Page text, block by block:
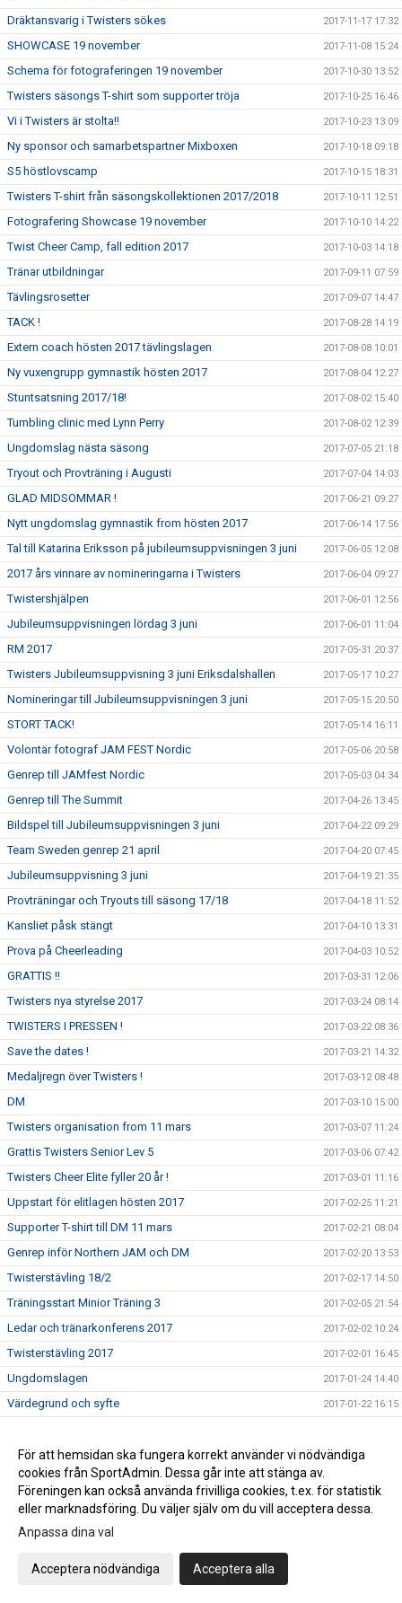
Dräktansvarig i Twisters sökes 2017-11-17 17:32
SHOWCASE 19 november 2017-11-08 15:24
Schema för fotograferingen 19 november 2017-10-30 13:52
Twisters säsongs T-shirt som supporter tröja 2017-10-25 16:46
Vi i Twisters är stolta!! 2017-10-23 13:09
Ny sponsor och samarbetspartner Mixboxen 2017-10-18 09:18
S5 höstlovscamp 2017-10-15 18:31
Twisters T-shirt från säsongskollektionen 2017/2018 2017-10-11 12:51
Fotografering Showcase 19 november 2017-10-10 14:22
Twist Cheer Camp, fall edition 2017 2017-10-03 14:18
Tränar utbildningar 2017-09-11 07:59
Tävlingsrosetter 2017-09-07 14:47
TACK ! 2017-08-28 14:19
Extern coach hösten 2017 tävlingslagen 2017-08-08 10:01
Ny vuxengrupp gymnastik hösten 2017 2017-08-04 12:27
Stuntsatsning 2017/18! 2017-08-02 15:40
Tumbling clinic med Lynn Perry 2017-08-02 12:39
Ungdomslag nästa säsong 2017-07-05 21:18
Tryout och Provträning i Augusti 2017-07-04 14:03
GLAD MIDSOMMAR ! 2017-06-21 09:27
Nytt ungdomslag gymnastik from hösten 2017 2017-06-14 17:56
Tal till Katarina Eriksson på jubileumsuppvisningen 3 juni 2017-06-05 12:08
2017 års vinnare av nomineringarna i Twisters 2017-06-04 09:27
Twistershjälpen 2017-06-01 12:56
Jubileumsuppvisningen lördag 3 juni 2017-06-01 11:04
RM 2017 2017-05-31 20:37
Twisters Jubileumsuppvisning 3 juni Eriksdalshallen 2017-05-17 10:27
Nomineringar till Jubileumsuppvisningen 3 juni 2017-05-15 20:50
STORT TACK! 2017-05-14 16:11
Volontär fotograf JAM FEST Nordic 2017-05-06 20:58
Genrep till JAMfest Nordic 2017-05-03 04:34
Genrep till The Summit 2017-04-26 13:45
Bildspel till Jubileumsuppvisningen 3 juni 2017-04-22 09:29
Team Sweden genrep 21 april 2017-04-20 07:45
Jubileumsuppvisning 3 juni 2017-04-19 21:35
Provträningar och Tryouts till säsong 17/18 2017-04-18 11:52
Kansliet påsk stängt 2017-04-10 13:31
Prova på Cheerleading 2017-04-03 10:52
GRATTIS !! 2017-03-31 12:06
Twisters nya styrelse 2017 2017-03-24 08:14
TWISTERS I PRESSEN ! 2017-03-22 08:36
Save the dates ! 2017-03-21 14:32
Medaljregn över Twisters ! 2017-03-12 08:48
DM 2017-03-10 15:00
Twisters organisation from 11 mars 2017-03-07 11:24
Grattis Twisters Senior Lev 5 2017-03-06 07:42
Twisters Cheer Elite fyller 20 år ! 2017-03-01 11:16
Uppstart för elitlagen hösten 2017 2017-02-25 11:21
Supporter T-shirt till DM 11 mars 2017-02-21 08:04
Genrep inför Northern JAM och DM 2017-02-20 13:53
Twisterstävling 18/2 2017-02-17 14:50
Träningsstart Minior Träning 3 2017-02-05 21:54
Ledar och tränarkonferens 2017 2017-02-02 10:24
Twisterstävling 2017 2017-02-01 16:45
Ungdomslagen 2017-01-24 14:40
Värdegrund och syfte 2017-01-22 16:15
Twisters styrelse söker ny kassör 2017-01-18 11:15
ÅRSMÖTE Twisters 2017-01-18 11:11
Ledarutbildning SISU 11 februari 2017-01-12 07:58
Träna med landslaget - nu på fredag!
PROVA PÅ .....
För att hemsidan ska fungera korrekt använder vi nödvändiga
cookies från SportAdmin. Dessa går inte att stänga av.
Föreningen kan också använda frivilliga cookies, t.ex. för statistik
eller marknadsföring. Du väljer själv om du vill acceptera dessa.
Anpassa dina val
Acceptera nödvändiga Acceptera alla